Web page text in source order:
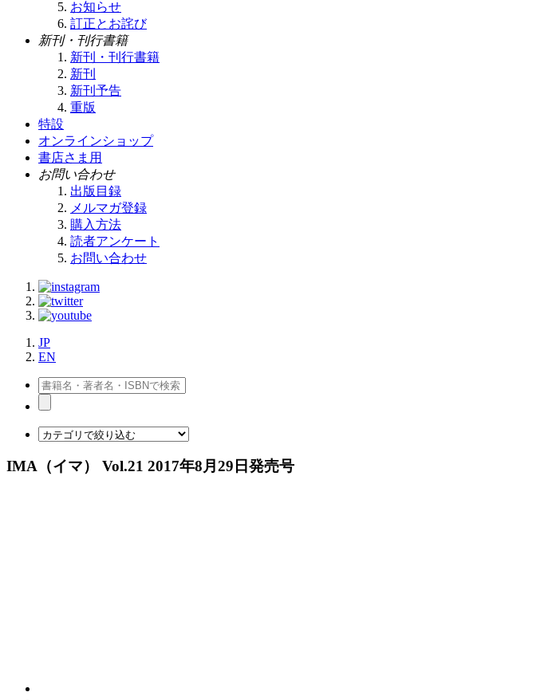
お知らせ
訂正とお詫び
新刊・刊行書籍
新刊・刊行書籍
新刊
新刊予告
重版
特設
オンラインショップ
書店さま用
お問い合わせ
出版目録
メルマガ登録
購入方法
読者アンケート
お問い合わせ
JP
EN
IMA（イマ） Vol.21 2017年8月29日発売号